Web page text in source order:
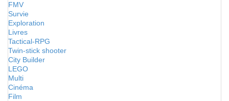
FMV
Survie
Exploration
Livres
Tactical-RPG
Twin-stick shooter
City Builder
LEGO
Multi
Cinéma
Film